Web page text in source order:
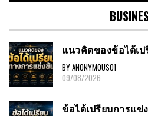
แนวคิดของข้อได้เ
BY ANONYMOUS01
09/08/2026
ข้อได้เปรียบการแข่